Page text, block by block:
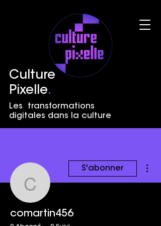
Culture
Pixelle.
Les transformations
digitales dans la culture
comartin456
S'abonner
comartin456